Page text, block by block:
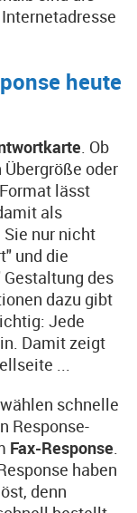
heute
. Ob
oder
lässt
als
nur nicht
und die
des
dazu gibt
Jede
Damit zeigt
...
schnelle
Response-
Fax-Response.
haben
denn